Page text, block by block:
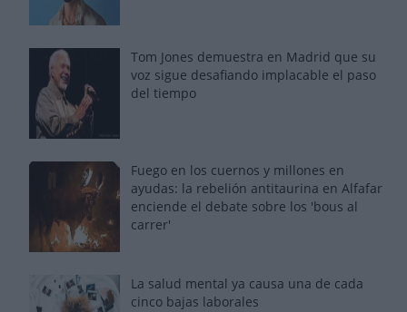
Tom Jones demuestra en Madrid que su
voz sigue desafiando implacable el paso
del tiempo
Fuego en los cuernos y millones en
ayudas: la rebelión antitaurina en Alfafar
enciende el debate sobre los 'bous al
carrer'
La salud mental ya causa una de cada
cinco bajas laborales